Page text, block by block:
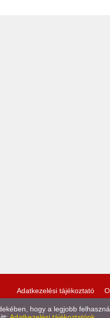
Adatkezelési tájékoztató
hogy a legjobb